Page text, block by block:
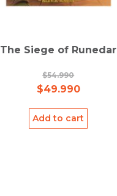
The Siege of Runedar
$54.990
$49.990
Add to cart